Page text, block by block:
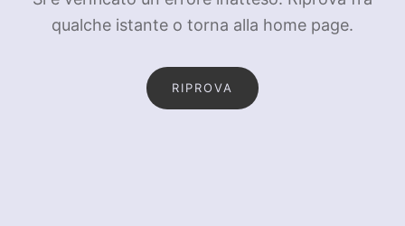
qualche istante o torna alla home page.
RIPROVA